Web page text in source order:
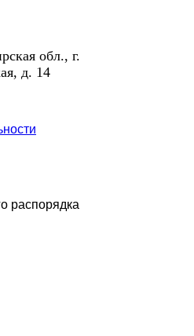
обл., г.
д. 14
распорядка